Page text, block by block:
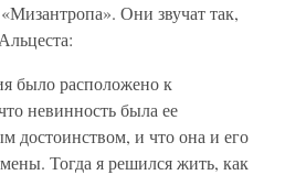
Они звучат так,
было расположено к
невинность была ее
достоинством, и что она и его
Тогда я решился жить, как